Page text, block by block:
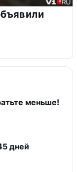
меньше!
дней